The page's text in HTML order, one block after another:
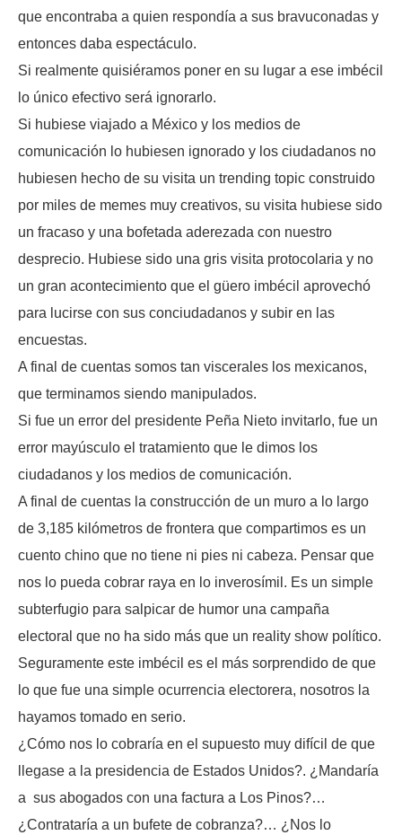
que encontraba a quien respondía a sus bravuconadas y
entonces daba espectáculo.
Si realmente quisiéramos poner en su lugar a ese imbécil
lo único efectivo será ignorarlo.
Si hubiese viajado a México y los medios de
comunicación lo hubiesen ignorado y los ciudadanos no
hubiesen hecho de su visita un trending topic construido
por miles de memes muy creativos, su visita hubiese sido
un fracaso y una bofetada aderezada con nuestro
desprecio. Hubiese sido una gris visita protocolaria y no
un gran acontecimiento que el güero imbécil aprovechó
para lucirse con sus conciudadanos y subir en las
encuestas.
A final de cuentas somos tan viscerales los mexicanos,
que terminamos siendo manipulados.
Si fue un error del presidente Peña Nieto invitarlo, fue un
error mayúsculo el tratamiento que le dimos los
ciudadanos y los medios de comunicación.
A final de cuentas la construcción de un muro a lo largo
de 3,185 kilómetros de frontera que compartimos es un
cuento chino que no tiene ni pies ni cabeza. Pensar que
nos lo pueda cobrar raya en lo inverosímil. Es un simple
subterfugio para salpicar de humor una campaña
electoral que no ha sido más que un reality show político.
Seguramente este imbécil es el más sorprendido de que
lo que fue una simple ocurrencia electorera, nosotros la
hayamos tomado en serio.
¿Cómo nos lo cobraría en el supuesto muy difícil de que
llegase a la presidencia de Estados Unidos?. ¿Mandaría
a sus abogados con una factura a Los Pinos?…
¿Contrataría a un bufete de cobranza?… ¿Nos lo